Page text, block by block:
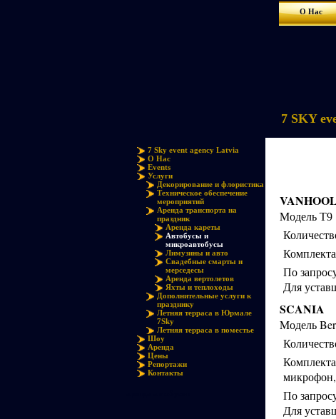
О Нас
7 Sky event agency Latvia
О Нас
Events
Услуги
Декорирование и флористика
Техническое обеспечение
мероприятий
Аренда транспорта на
праздник
Аренда кареты
Автобусы и
микроавтобусы
Лимузины и авто
Свадебные смарты и
мерседесы
Аренда вертолетов
Яхты и теплоходы
Дополнительные услуги к
празднику
Летняя терраса в Юрмале
7Sky
Летняя терраса в поместье
Шоу
Аренда
Цены
Репортажи
Контакты
7 SKY
Mодель T9
По
Для
SCANIA
Mодель
По
Для